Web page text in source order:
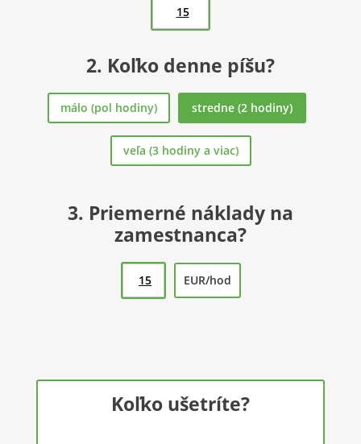
2. Koľko denne píšu?
málo (pol hodiny) stredne (2 hodiny)
veľa (3 hodiny a viac)
3. Priemerné náklady na
zamestnanca?
EUR/hod
Koľko ušetríte?